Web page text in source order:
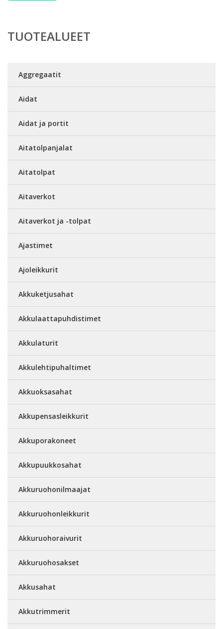
TUOTEALUEET
Aggregaatit
Aidat
Aidat ja portit
Aitatolpanjalat
Aitatolpat
Aitaverkot
Aitaverkot ja -tolpat
Ajastimet
Ajoleikkurit
Akkuketjusahat
Akkulaattapuhdistimet
Akkulaturit
Akkulehtipuhaltimet
Akkuoksasahat
Akkupensasleikkurit
Akkuporakoneet
Akkupuukkosahat
Akkuruohonilmaajat
Akkuruohonleikkurit
Akkuruohoraivurit
Akkuruohosakset
Akkusahat
Akkutrimmerit